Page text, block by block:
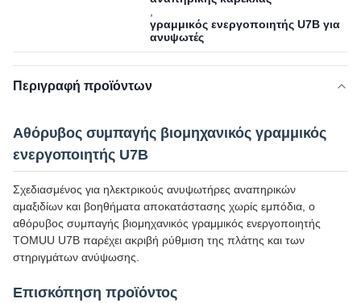
γραμμικός ενεργοποιητής U7B για
ανυψωτές
Περιγραφή προϊόντων
Αθόρυβος συμπαγής βιομηχανικός γραμμικός
ενεργοποιητής U7B
Σχεδιασμένος για ηλεκτρικούς ανυψωτήρες αναπηρικών
αμαξιδίων και βοηθήματα αποκατάστασης χωρίς εμπόδια, ο
αθόρυβος συμπαγής βιομηχανικός γραμμικός ενεργοποιητής
TOMUU U7B παρέχει ακριβή ρύθμιση της πλάτης και των
στηριγμάτων ανύψωσης.
Επισκόπηση προϊόντος